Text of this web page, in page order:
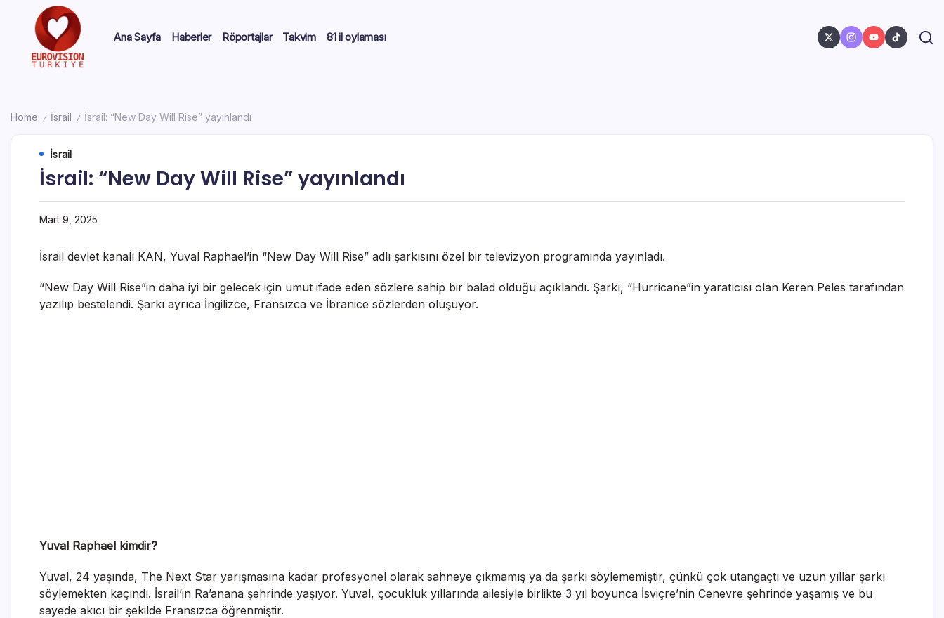
Ana Sayfa Haberler Röportajlar Takvim 81 il oylaması
Home / İsrail / İsrail: “New Day Will Rise” yayınlandı
İsrail
İsrail: “New Day Will Rise” yayınlandı
Mart 9, 2025
İsrail devlet kanalı KAN, Yuval Raphael’in “New Day Will Rise” adlı şarkısını özel bir televizyon programında yayınladı.
“New Day Will Rise”in daha iyi bir gelecek için umut ifade eden sözlere sahip bir balad olduğu açıklandı. Şarkı, “Hurricane”in yaratıcısı olan Keren Peles tarafından
yazılıp bestelendi. Şarkı ayrıca İngilizce, Fransızca ve İbranice sözlerden oluşuyor.
Yuval Raphael kimdir?
Yuval, 24 yaşında, The Next Star yarışmasına kadar profesyonel olarak sahneye çıkmamış ya da şarkı söylememiştir, çünkü çok utangaçtı ve uzun yıllar şarkı
söylemekten kaçındı. İsrail’in Ra’anana şehrinde yaşıyor. Yuval, çocukluk yıllarında ailesiyle birlikte 3 yıl boyunca İsviçre’nin Cenevre şehrinde yaşamış ve bu
sayede akıcı bir şekilde Fransızca öğrenmiştir.